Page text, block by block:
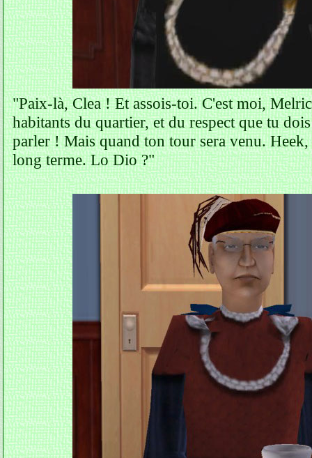
"Paix-là, Clea ! Et assois-toi. C'est moi,
habitants du quartier, et du respect que tu
parler ! Mais quand ton tour sera venu.
long terme. Lo Dio ?"